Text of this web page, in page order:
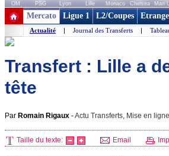
OM PSG Lyon Lille Monaco Chelsea Man
+ de clubs
Mercato Ligue 1 L2/Coupes
Actualité | Journal des Transferts |
Transfert : Lille a
tête
Par Romain Rigaux -Actu Transferts, Mise en
Taille du texte: Email